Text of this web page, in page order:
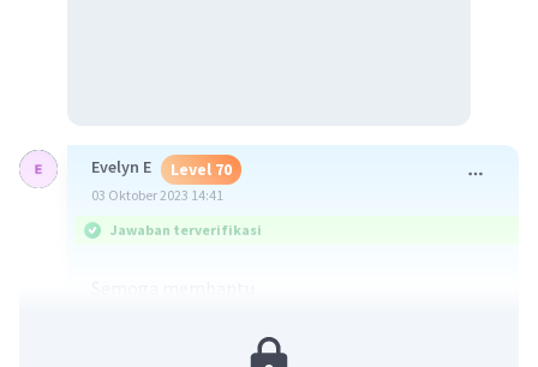
Evelyn E Level 70
03 Oktober 2023 14:41
Jawaban terverifikasi